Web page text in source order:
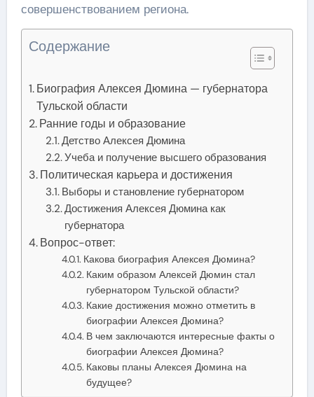
совершенствованием региона.
Содержание
Биография Алексея Дюмина — губернатора
Тульской области
Ранние годы и образование
Детство Алексея Дюмина
Учеба и получение высшего образования
Политическая карьера и достижения
Выборы и становление губернатором
Достижения Алексея Дюмина как
губернатора
Вопрос-ответ:
Какова биография Алексея Дюмина?
Каким образом Алексей Дюмин стал
губернатором Тульской области?
Какие достижения можно отметить в
биографии Алексея Дюмина?
В чем заключаются интересные факты о
биографии Алексея Дюмина?
Каковы планы Алексея Дюмина на
будущее?